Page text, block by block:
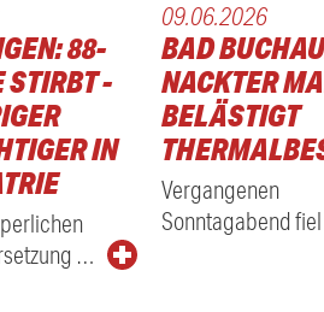
88-
-
IN
…
09.06.2026
BAD
NACKTER
BELÄSTIGT
Vergangenen
Sonntagabend